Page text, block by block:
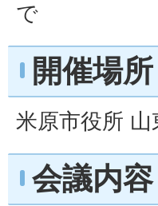
で
開催場所
米原市役所
会議内容